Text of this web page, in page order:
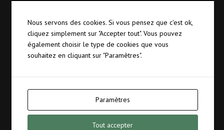
Nous servons des cookies. Si vous pensez que c'est ok,
cliquez simplement sur "Accepter tout". Vous pouvez
également choisir le type de cookies que vous
souhaitez en cliquant sur "Paramètres".
Paramètres
Tout accepter